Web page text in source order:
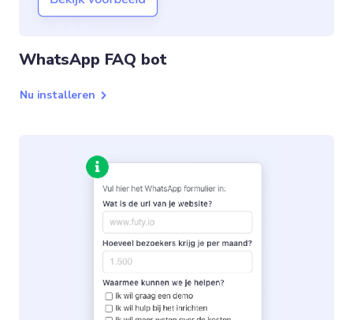
WhatsApp FAQ bot
Nu installeren